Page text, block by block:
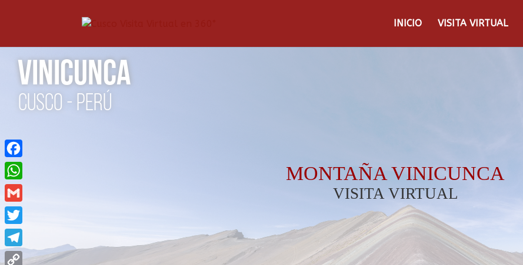
INICIO VISITA VIRTUAL
Facebook
WhatsApp
Gmail
Twitter
Telegram